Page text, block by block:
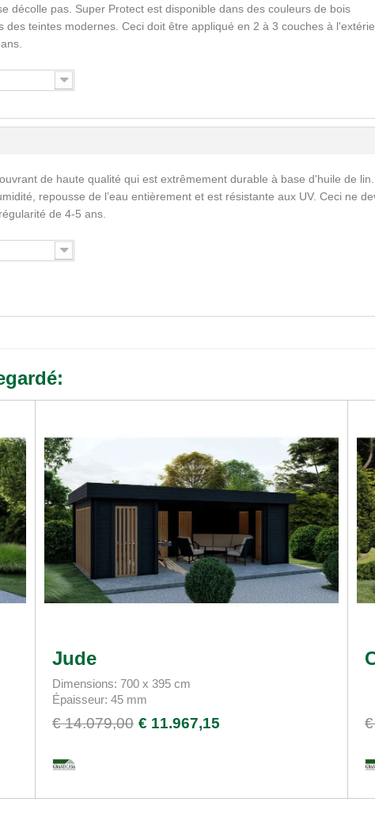
décolle pas. Super Protect est disponible dans des couleurs de bois
des teintes modernes. Ceci doit être appliqué en 2 à 3 couches à
de haute qualité qui est extrêmement durable à base d'huile de lin.
repousse de l’eau entièrement et est résistante aux UV. Ceci ne
de 4-5 ans.
Jude
Dimensions: 700 x 395 cm
Épaisseur: 45 mm
€ 14.079,00 € 11.967,15